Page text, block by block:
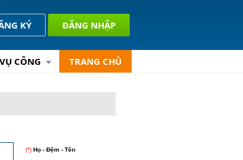
ĐĂNG NHẬP
KÝ
TRANG CHỦ
CÔNG
Họ - Đệm - Tên
(*)